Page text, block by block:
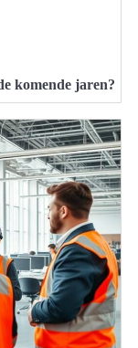
komende jaren?